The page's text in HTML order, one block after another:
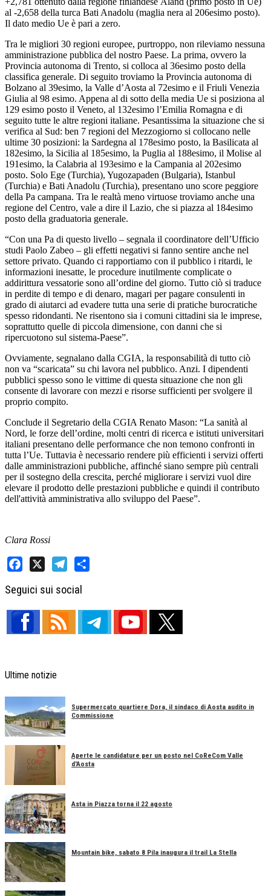
al -2,658 della turca Bati Anadolu (maglia nera al 206esimo posto).
Il dato medio Ue è pari a zero.
Tra le migliori 30 regioni europee, purtroppo, non rileviamo nessuna
amministrazione pubblica del nostro Paese. La prima, ovvero la
Provincia autonoma di Trento, si colloca al 36esimo posto della
classifica generale. Di seguito troviamo la Provincia autonoma di
Bolzano al 39esimo, la Valle d’Aosta al 72esimo e il Friuli Venezia
Giulia al 98 esimo. Appena al di sotto della media Ue si posiziona al
129 esimo posto il Veneto, al 132esimo l’Emilia Romagna e di
seguito tutte le altre regioni italiane. Pesantissima la situazione che si
verifica al Sud: ben 7 regioni del Mezzogiorno si collocano nelle
ultime 30 posizioni: la Sardegna al 178esimo posto, la Basilicata al
182esimo, la Sicilia al 185esimo, la Puglia al 188esimo, il Molise al
191esimo, la Calabria al 193esimo e la Campania al 202esimo
posto. Solo Ege (Turchia), Yugozapaden (Bulgaria), Istanbul
(Turchia) e Bati Anadolu (Turchia), presentano uno score peggiore
della Pa campana. Tra le realtà meno virtuose troviamo anche una
regione del Centro, vale a dire il Lazio, che si piazza al 184esimo
posto della graduatoria generale.
“Con una Pa di questo livello – segnala il coordinatore dell’Ufficio
studi Paolo Zabeo – gli effetti negativi si fanno sentire anche nel
settore privato. Quando ci rapportiamo con il pubblico i ritardi, le
informazioni inesatte, le procedure inutilmente complicate o
addirittura vessatorie sono all’ordine del giorno. Tutto ciò si traduce
in perdite di tempo e di denaro, magari per pagare consulenti in
grado di aiutarci ad evadere tutta una serie di pratiche burocratiche
spesso ridondanti. Ne risentono sia i comuni cittadini sia le imprese,
soprattutto quelle di piccola dimensione, con danni che si
ripercuotono sul sistema-Paese”.
Ovviamente, segnalano dalla CGIA, la responsabilità di tutto ciò
non va “scaricata” su chi lavora nel pubblico. Anzi. I dipendenti
pubblici spesso sono le vittime di questa situazione che non gli
consente di lavorare con mezzi e risorse sufficienti per svolgere il
proprio compito.
Conclude il Segretario della CGIA Renato Mason: “La sanità al
Nord, le forze dell’ordine, molti centri di ricerca e istituti universitari
italiani presentano delle performance che non temono confronti in
tutta l’Ue. Tuttavia è necessario rendere più efficienti i servizi offerti
dalle amministrazioni pubbliche, affinché siano sempre più centrali
per il sostegno della crescita, perché migliorare i servizi vuol dire
elevare il prodotto delle prestazioni pubbliche e quindi il contributo
dell'attività amministrativa allo sviluppo del Paese”.
Clara Rossi
Seguici sui social
Ultime notizie
Supermercato quartiere Dora, il sindaco di Aosta audito in
Commissione
Aperte le candidature per un posto nel CoReCom Valle
d'Aosta
Asta in Piazza torna il 22 agosto
Mountain bike, sabato 8 Pila inaugura il trail La Stella